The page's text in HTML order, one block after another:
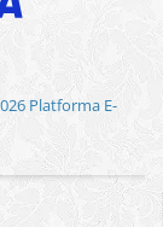
Platforma E-